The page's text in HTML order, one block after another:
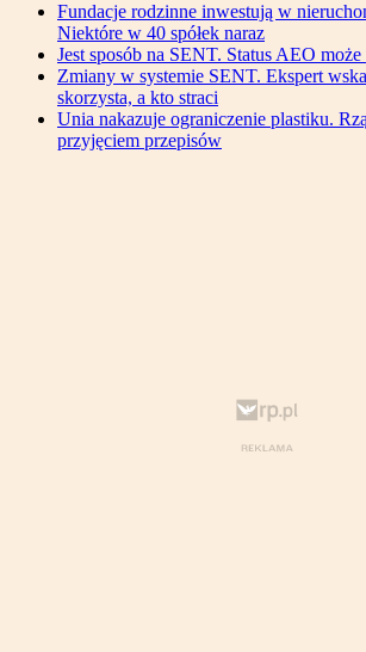
Fundacje rodzinne inwestują w
Niektóre w 40 spółek naraz
Jest sposób na SENT. Status AEO
Zmiany w systemie SENT. Ekspert
skorzysta, a kto straci
Unia nakazuje ograniczenie plastiku.
przyjęciem przepisów